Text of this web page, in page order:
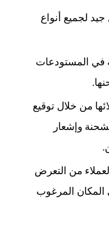
جيد لجميع أنواع
في المستودعات
من خلال توقيع
وإشعار
من التعرض
المرغوب